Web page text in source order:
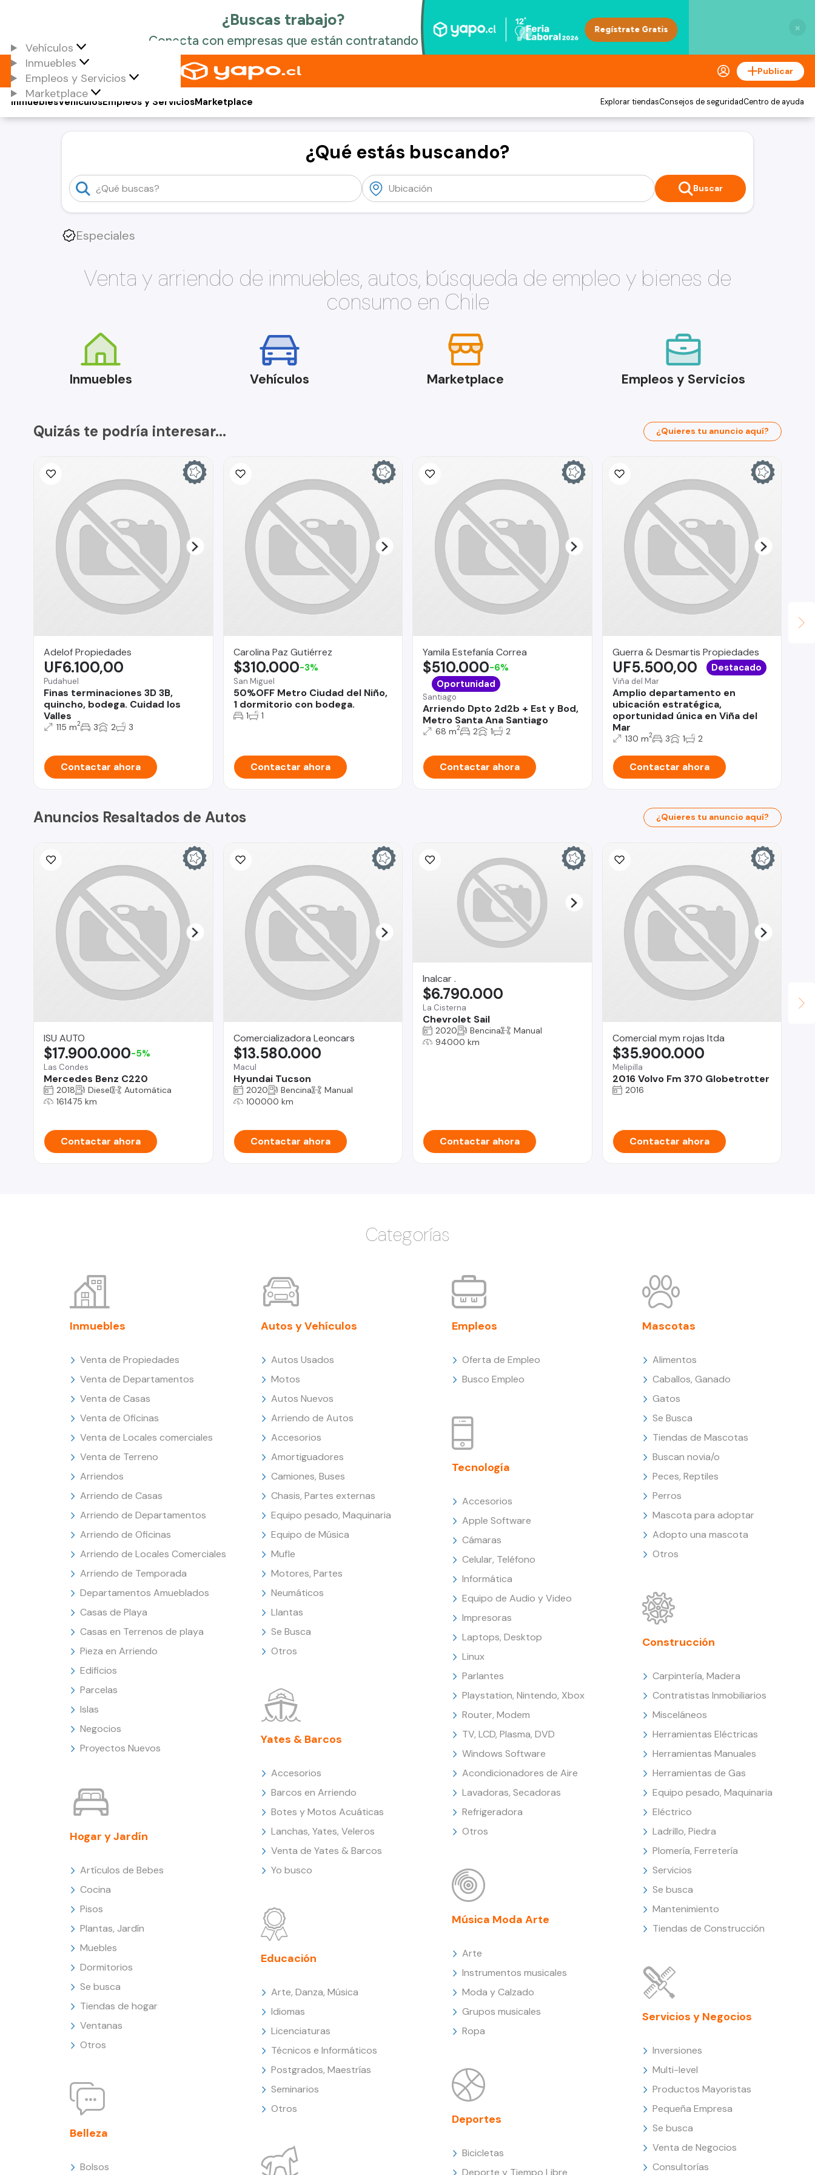
×
Vehículos
Inmuebles
Empleos y Servicios
Marketplace
Publicar
Vehículos
Inmuebles Empleos y ServiciosMarketplace Explorar tiendasConsejos de seguridadCentro de ayuda
¿Qué estás buscando?
Buscar
Especiales
Venta y arriendo de inmuebles, autos, búsqueda de empleo y bienes de
consumo en Chile
Inmuebles Vehículos Marketplace Empleos y Servicios
Quizás te podría interesar... ¿Quieres tu anuncio aquí?
Adelof Propiedades
Pudahuel
Finas terminaciones 3D 3B,
quincho, bodega. Cuidad los
Valles
UF6.100,00
115 m2 3 2 3
Contactar ahora
Carolina Paz Gutiérrez
San Miguel
50%OFF Metro Ciudad del Niño,
1 dormitorio con bodega.
$310.000-3%
1 1
Contactar ahora
Yamila Estefanía Correa
Santiago
Arriendo Dpto 2d2b + Est y Bod,
Metro Santa Ana Santiago
$510.000-6%
Oportunidad
68 m2 2 1 2
Contactar ahora
Guerra & Desmartis Propiedades
Viña del Mar
Amplio departamento en
ubicación estratégica,
oportunidad única en Viña del
Mar
UF5.500,00 Destacado
130 m2 3 1 2
Contactar ahora
Anuncios Resaltados de Autos ¿Quieres tu anuncio aquí?
ISU AUTO
Las Condes
Mercedes Benz C220
$17.900.000-5%
2018 Diesel
Automática
161475 km
Contactar ahora
Comercializadora Leoncars
Macul
Hyundai Tucson
$13.580.000
2020 Bencina
Manual
100000 km
Contactar ahora
Inalcar .
La Cisterna
Chevrolet Sail
$6.790.000
2020 Bencina
Manual
94000 km
Contactar ahora
Comercial mym rojas ltda
Melipilla
2016 Volvo Fm 370 Globetrotter
$35.900.000
2016
Contactar ahora
La
Categorías
Inmuebles
Venta de Propiedades
Venta de Departamentos
Venta de Casas
Venta de Oficinas
Venta de Locales comerciales
Venta de Terreno
Arriendos
Arriendo de Casas
Arriendo de Departamentos
Arriendo de Oficinas
Arriendo de Locales Comerciales
Arriendo de Temporada
Departamentos Amueblados
Casas de Playa
Casas en Terrenos de playa
Pieza en Arriendo
Edificios
Parcelas
Islas
Negocios
Proyectos Nuevos
Hogar y Jardín
Artículos de Bebes
Cocina
Pisos
Plantas, Jardín
Muebles
Dormitorios
Se busca
Tiendas de hogar
Ventanas
Otros
Belleza
Bolsos
Autos y Vehículos
Autos Usados
Motos
Autos Nuevos
Arriendo de Autos
Accesorios
Amortiguadores
Camiones, Buses
Chasis, Partes externas
Equipo pesado, Maquinaria
Equipo de Música
Mufle
Motores, Partes
Neumáticos
Llantas
Se Busca
Otros
Yates & Barcos
Accesorios
Barcos en Arriendo
Botes y Motos Acuáticas
Lanchas, Yates, Veleros
Venta de Yates & Barcos
Yo busco
Educación
Arte, Danza, Música
Idiomas
Licenciaturas
Técnicos e Informáticos
Postgrados, Maestrías
Seminarios
Otros
Empleos
Oferta de Empleo
Busco Empleo
Tecnología
Accesorios
Apple Software
Cámaras
Celular, Teléfono
Informática
Equipo de Audio y Video
Impresoras
Laptops, Desktop
Linux
Parlantes
Playstation, Nintendo, Xbox
Router, Modem
TV, LCD, Plasma, DVD
Windows Software
Acondicionadores de Aire
Lavadoras, Secadoras
Refrigeradora
Otros
Música Moda Arte
Arte
Instrumentos musicales
Moda y Calzado
Grupos musicales
Ropa
Deportes
Bicicletas
Deporte y Tiempo Libre
Mascotas
Alimentos
Caballos, Ganado
Gatos
Se Busca
Tiendas de Mascotas
Buscan novia/o
Peces, Reptiles
Perros
Mascota para adoptar
Adopto una mascota
Otros
Construcción
Carpintería, Madera
Contratistas Inmobiliarios
Misceláneos
Herramientas Eléctricas
Herramientas Manuales
Herramientas de Gas
Equipo pesado, Maquinaria
Eléctrico
Ladrillo, Piedra
Plomería, Ferretería
Servicios
Se busca
Mantenimiento
Tiendas de Construcción
Servicios y Negocios
Inversiones
Multi-level
Productos Mayoristas
Pequeña Empresa
Se busca
Venta de Negocios
Consultorías